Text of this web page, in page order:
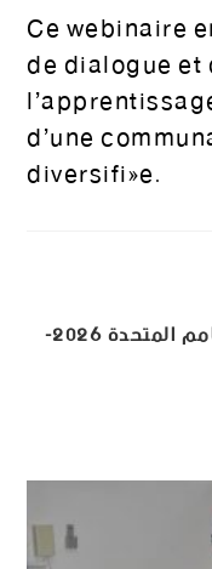
Ce webinaire
de dialogue et
d’une
diversifiée.
برنامج منحة في بيروت في اطار الامم المتحدة 2026-